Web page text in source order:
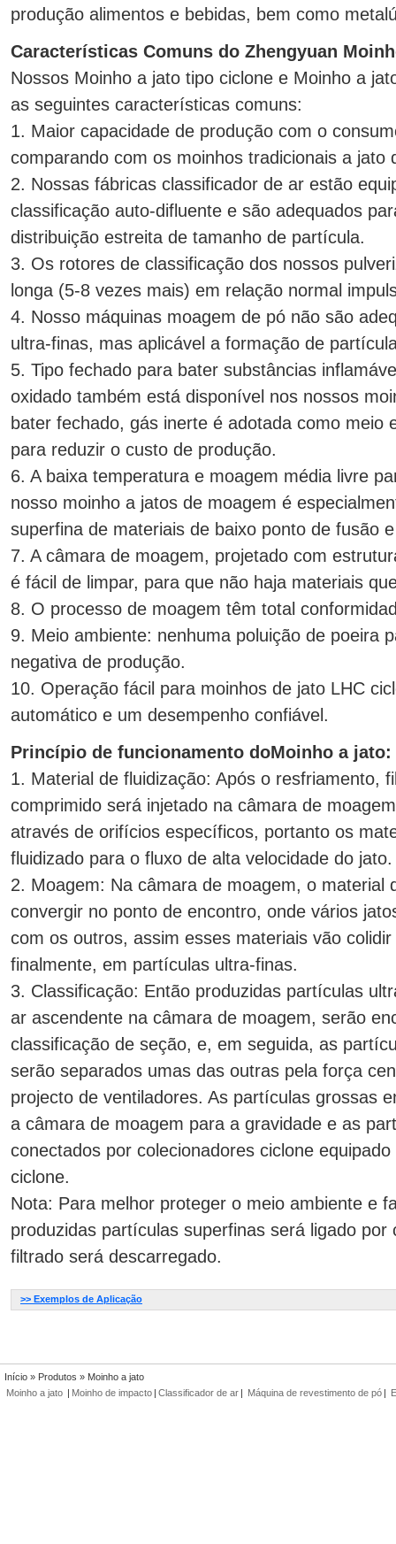
produção alimentos e bebidas, bem como
Características Comuns do Zhengyuan
Nossos Moinho a jato tipo ciclone e Moinho a
as seguintes características comuns:
1. Maior capacidade de produção com o
comparando com os moinhos tradicionais a jato
2. Nossas fábricas classificador de ar estão
classificação auto-difluente e são adequados
distribuição estreita de tamanho de partícula.
3. Os rotores de classificação dos nossos
longa (5-8 vezes mais) em relação normal
4. Nosso máquinas moagem de pó não são
ultra-finas, mas aplicável a formação de
5. Tipo fechado para bater substâncias
oxidado também está disponível nos nossos
bater fechado, gás inerte é adotada como meio
para reduzir o custo de produção.
6. A baixa temperatura e moagem média livre
nosso moinho a jatos de moagem é
superfina de materiais de baixo ponto de fusão
7. A câmara de moagem, projetado com
é fácil de limpar, para que não haja materiais
8. O processo de moagem têm total
9. Meio ambiente: nenhuma poluição de poeira
negativa de produção.
10. Operação fácil para moinhos de jato LHC
automático e um desempenho confiável.
Princípio de funcionamento doMoinho a jato:
1. Material de fluidização: Após o resfriamento,
comprimido será injetado na câmara de
através de orifícios específicos, portanto os
fluidizado para o fluxo de alta velocidade do jato.
2. Moagem: Na câmara de moagem, o material
convergir no ponto de encontro, onde vários
com os outros, assim esses materiais vão
finalmente, em partículas ultra-finas.
3. Classificação: Então produzidas partículas
ar ascendente na câmara de moagem, serão
classificação de seção, e, em seguida, as
serão separados umas das outras pela força
projecto de ventiladores. As partículas grossas
a câmara de moagem para a gravidade e as
conectados por colecionadores ciclone
ciclone.
Nota: Para melhor proteger o meio ambiente e
produzidas partículas superfinas será ligado por
filtrado será descarregado.
>> Exemplos de Aplicação
Início » Produtos » Moinho a jato
Moinho a jato | Moinho de impacto | Classificador de ar | Máquina de revestimento de pó |